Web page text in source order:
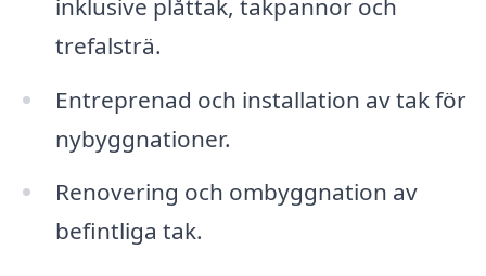
inklusive plåttak, takpannor och
trefalsträ.
Entreprenad och installation av tak för
nybyggnationer.
Renovering och ombyggnation av
befintliga tak.